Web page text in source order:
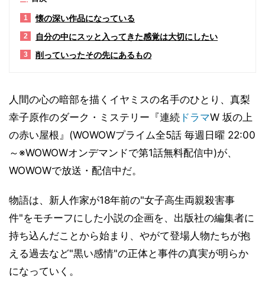
1 懐の深い作品になっている
2 自分の中にスッと入ってきた感覚は大切にしたい
3 削っていったその先にあるもの
人間の心の暗部を描くイヤミスの名手のひとり、真梨
幸子原作のダーク・ミステリー『連続 ドラマW 坂の上
の赤い屋根』(WOWOWプライム全5話 毎週日曜 22:00
～※WOWOWオンデマンドで第1話無料配信中)が、
WOWOWで放送・配信中だ。
物語は、新人作家が18年前の"女子高生両親殺害事
件"をモチーフにした小説の企画を、出版社の編集者に
持ち込んだことから始まり、やがて登場人物たちが抱
える過去など"黒い感情"の正体と事件の真実が明らか
になっていく。